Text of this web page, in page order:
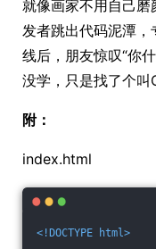
就像画家不用自己
发者跳出代码泥潭
线后，朋友惊叹“你
没学，只是找了个叫
附：
index.html
<!DOCTYPE html>